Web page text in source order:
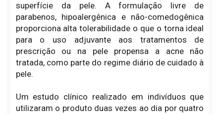
superfície da pele. A formulação livre de
parabenos, hipoalergênica e não-comedogênica
proporciona alta tolerabilidade o que o torna ideal
para o uso adjuvante aos tratamentos de
prescrição ou na pele propensa a acne não
tratada, como parte do regime diário de cuidado à
pele.
Um estudo clínico realizado em indivíduos que
utilizaram o produto duas vezes ao dia por quatro